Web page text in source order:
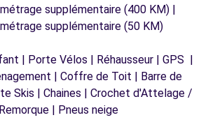
supplémentaire (400 KM) |
supplémentaire (50 KM)
| Porte Vélos | Réhausseur | GPS |
| Coffre de Toit | Barre de
Skis | Chaines | Crochet d'Attelage /
| Pneus neige